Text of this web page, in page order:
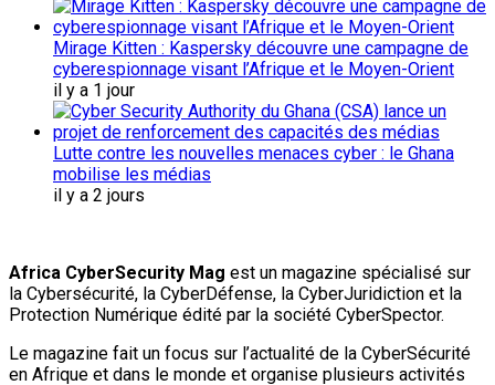
Mirage Kitten : Kaspersky découvre une campagne de
cyberespionnage visant l’Afrique et le Moyen-Orient
il y a 1 jour
Lutte contre les nouvelles menaces cyber : le Ghana
mobilise les médias
il y a 2 jours
Africa CyberSecurity Mag est un magazine spécialisé sur
la Cybersécurité, la CyberDéfense, la CyberJuridiction et la
Protection Numérique édité par la société CyberSpector.
Le magazine fait un focus sur l’actualité de la CyberSécurité
en Afrique et dans le monde et organise plusieurs activités